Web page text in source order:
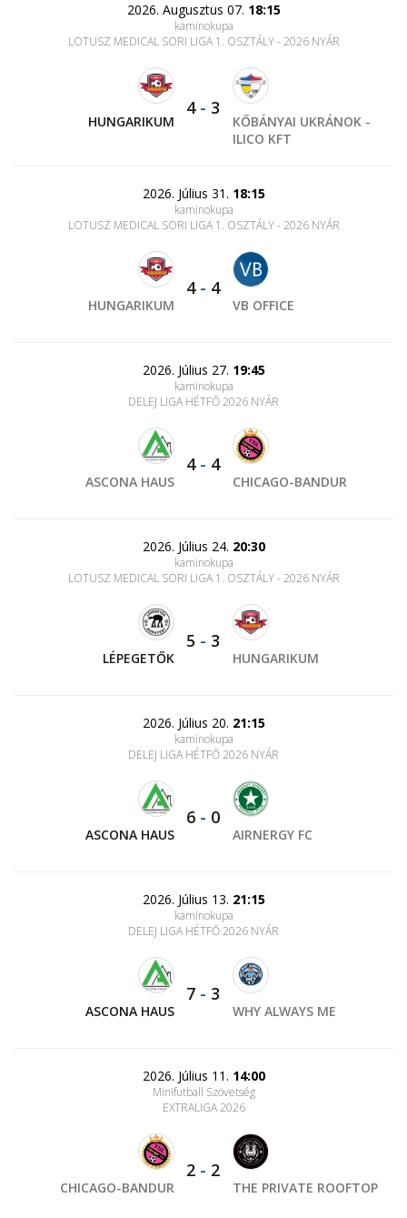
2026. Augusztus 07. 18:15
kaminokupa
LOTUSZ MEDICAL SORI LIGA 1. OSZTÁLY - 2026 NYÁR
HUNGARIKUM
4- 3
KŐBÁNYAI UKRÁNOK -
ILICO KFT
2026. Július 31. 18:15
kaminokupa
LOTUSZ MEDICAL SORI LIGA 1. OSZTÁLY - 2026 NYÁR
HUNGARIKUM
4- 4
VB OFFICE
2026. Július 27. 19:45
kaminokupa
DELEJ LIGA HÉTFŐ 2026 NYÁR
ASCONA HAUS
4- 4
CHICAGO-BANDUR
2026. Július 24. 20:30
kaminokupa
LOTUSZ MEDICAL SORI LIGA 1. OSZTÁLY - 2026 NYÁR
LÉPEGETŐK
5 - 3
HUNGARIKUM
2026. Július 20. 21:15
kaminokupa
DELEJ LIGA HÉTFŐ 2026 NYÁR
ASCONA HAUS
6 - 0
AIRNERGY FC
2026. Július 13. 21:15
kaminokupa
DELEJ LIGA HÉTFŐ 2026 NYÁR
ASCONA HAUS
7 - 3
WHY ALWAYS ME
2026. Július 11. 14:00
Minifutball Szövetség
EXTRALIGA 2026
CHICAGO-BANDUR
2 - 2
THE PRIVATE ROOFTOP